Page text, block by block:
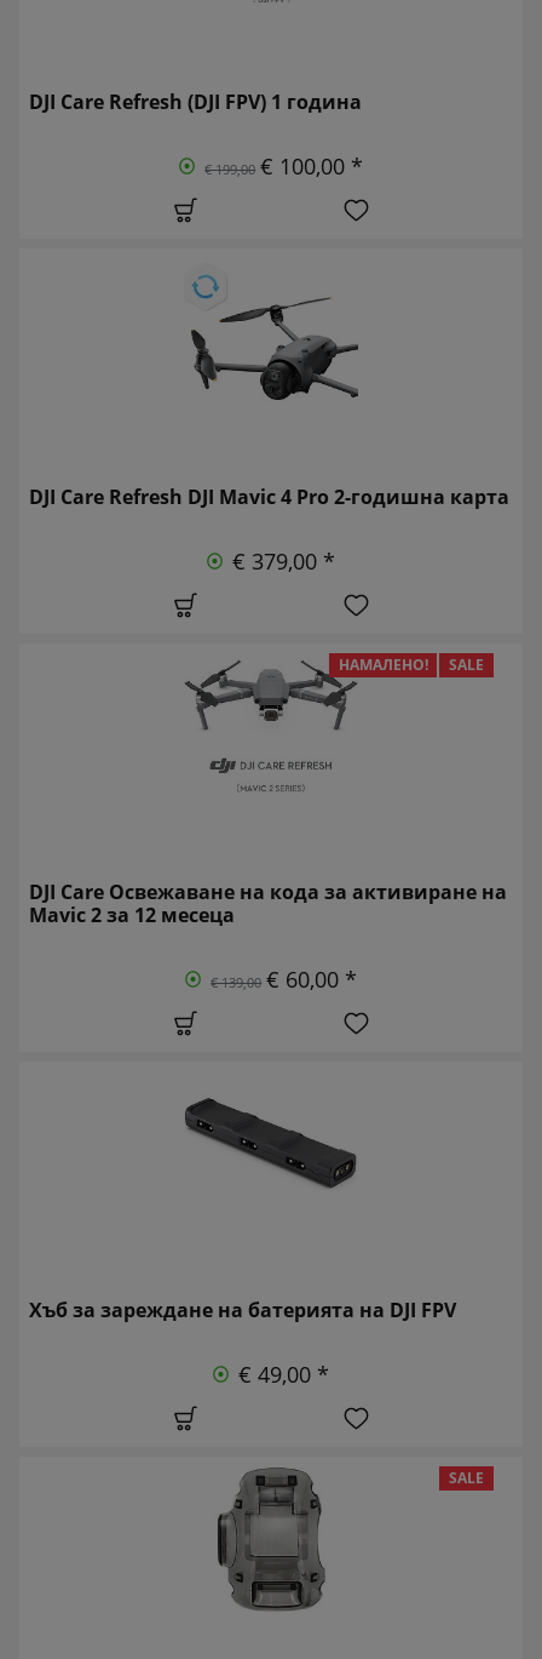
DJI Care Refresh (DJI FPV) 1 година
€ 199,00 € 100,00 *
DJI Care Refresh DJI Mavic 4 Pro 2-годишна карта
€ 379,00 *
НАМАЛЕНО! SALE
DJI Care Освежаване на кода за активиране на
Mavic 2 за 12 месеца
€ 139,00 € 60,00 *
Хъб за зареждане на батерията на DJI FPV
€ 49,00 *
SALE